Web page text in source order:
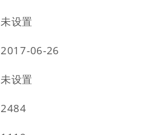
未设置
2017-06-26
未设置
2484